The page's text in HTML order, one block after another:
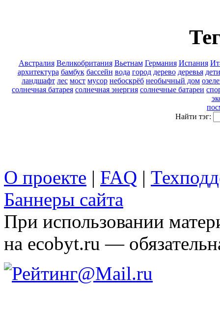
Австралия Великобритания Вьетнам Германия Испания
архитектура бамбук бассейн вода город дерево деревья дети
ландшафт лес мост мусор небоскрёб необычный дом
солнечная батарея солнечная энергия солнечные батареи
Найти тэг:
О проекте | FAQ |
Баннеры сайта
При использовании
на ecobyt.ru —